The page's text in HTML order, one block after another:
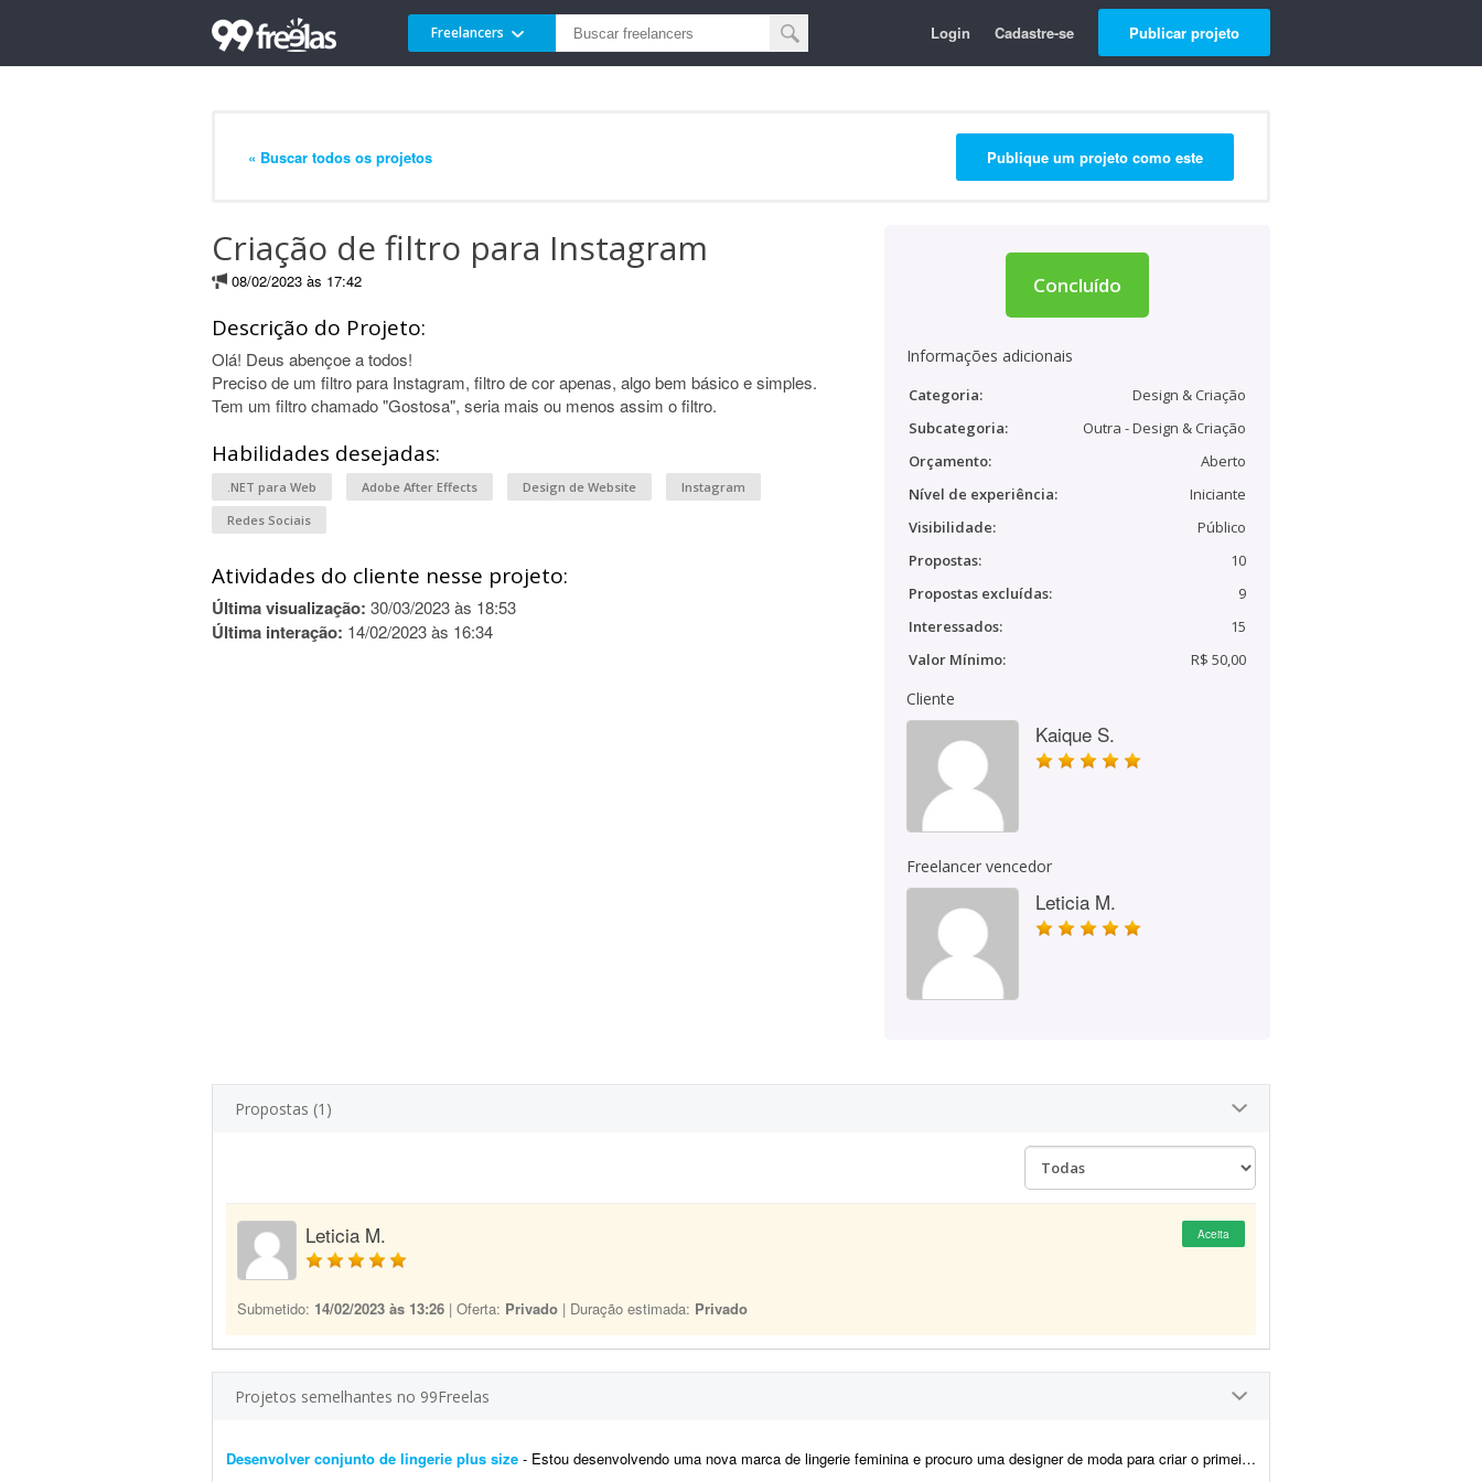
Freelancers Login Cadastre-se Publicar projeto
« Buscar todos os projetos Publique um projeto como este
Criação de filtro para Instagram
08/02/2023 às 17:42
Descrição do Projeto:
Olá! Deus abençoe a todos!
Preciso de um filtro para Instagram, filtro de cor apenas, algo bem básico e simples.
Tem um filtro chamado "Gostosa", seria mais ou menos assim o filtro.
Habilidades desejadas:
.NET para Web Adobe After Effects Design de Website
Instagram
Redes Sociais
Atividades do cliente nesse projeto:
Última visualização: 30/03/2023 às 18:53
Última interação: 14/02/2023 às 16:34
Concluído
Informações adicionais
Categoria:
Design & Criação
Subcategoria:
Outra - Design & Criação
Orçamento:
Aberto
Nível de experiência:
Iniciante
Visibilidade:
Público
Propostas:
10
Propostas excluídas:
9
Interessados:
15
Valor Mínimo:
R$ 50,00
Cliente
Kaique S.
Freelancer vencedor
Leticia M.
Propostas (1)
Leticia M. Aceita
Submetido: 14/02/2023 às 13:26 | Oferta: Privado | Duração estimada: Privado
Projetos semelhantes no 99Freelas
Desenvolver conjunto de lingerie plus size - Estou desenvolvendo uma nova marca de lingerie feminina e procuro uma designer de moda para criar o primeiro modelo da coleção. O objetivo deste projeto é desenvolver 1 conjun...